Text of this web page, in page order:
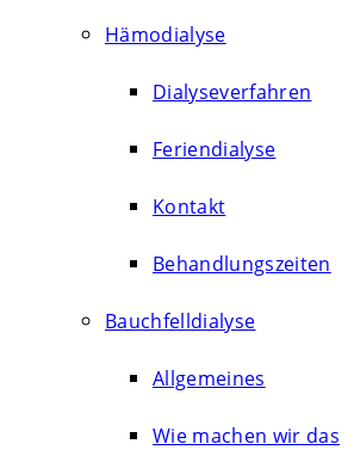
Hämodialyse
Dialyseverfahren
Feriendialyse
Kontakt
Behandlungszeiten
Bauchfelldialyse
Allgemeines
Wie machen wir das